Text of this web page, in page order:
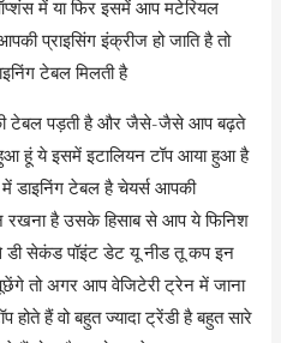
में या फिर इसमें आप मटेरियल
प्राइसिंग इंक्रीज हो जाति है तो
टेबल मिलती है
टेबल पड़ती है और जैसे-जैसे आप बढ़ते
हूं ये इसमें इटालियन टॉप आया हुआ है
डाइनिंग टेबल है चेयर्स आपकी
रखना है उसके हिसाब से आप ये फिनिश
डी सेकंड पॉइंट डेट यू नीड तू कप इन
तो अगर आप वेजिटेरी ट्रेन में जाना
होते हैं वो बहुत ज्यादा ट्रेंडी है बहुत सारे